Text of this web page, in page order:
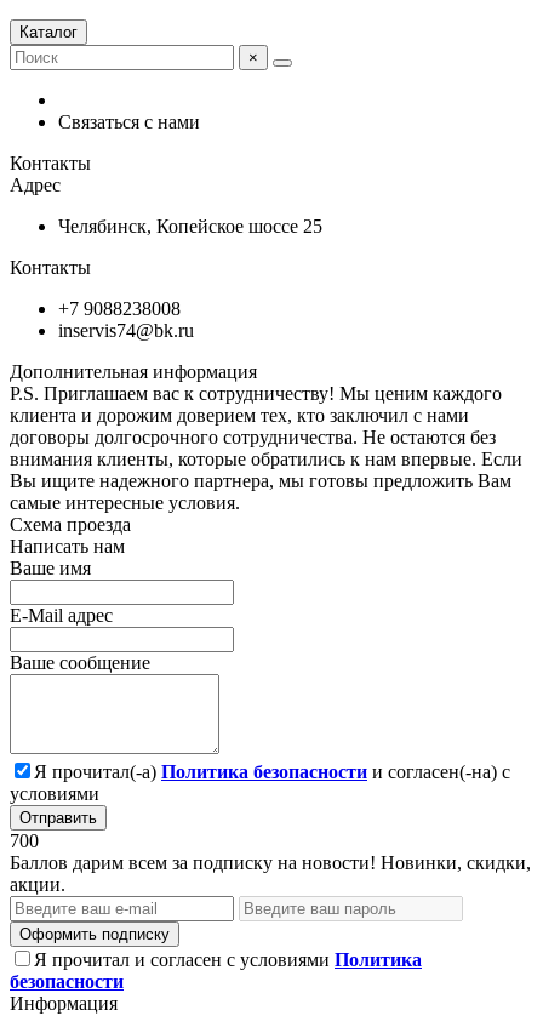
Каталог
×
Связаться с нами
Контакты
Адрес
Челябинск, Копейское шоссе 25
Контакты
+7 9088238008
inservis74@bk.ru
Дополнительная информация
P.S. Приглашаем вас к сотрудничеству! Мы ценим каждого
клиента и дорожим доверием тех, кто заключил с нами
договоры долгосрочного сотрудничества. Не остаются без
внимания клиенты, которые обратились к нам впервые. Если
Вы ищите надежного партнера, мы готовы предложить Вам
самые интересные условия.
Схема проезда
Написать нам
Ваше имя
E-Mail адрес
Ваше сообщение
Я прочитал(-а) Политика безопасности и согласен(-на) с
условиями
Отправить
700
Баллов дарим всем за подписку на новости! Новинки, скидки,
акции.
Оформить подписку
Я прочитал и согласен с условиями Политика
безопасности
Информация